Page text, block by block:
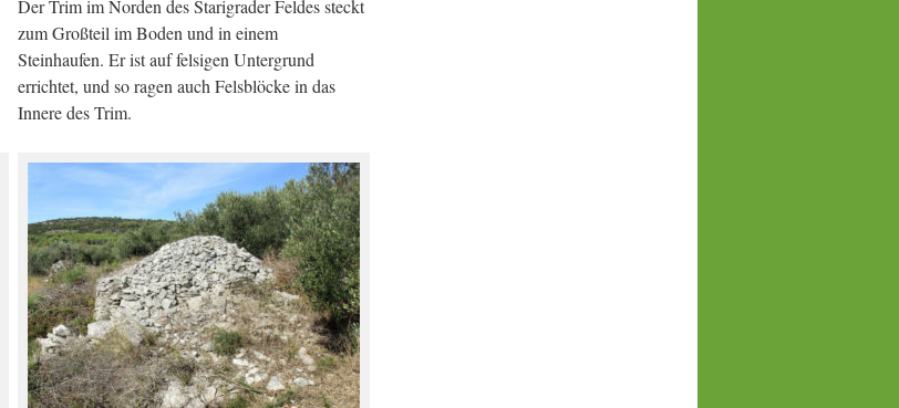
Der Trim im Norden des Starigrader Feldes steckt
zum Großteil im Boden und in einem
Steinhaufen. Er ist auf felsigen Untergrund
errichtet, und so ragen auch Felsblöcke in das
Innere des Trim.